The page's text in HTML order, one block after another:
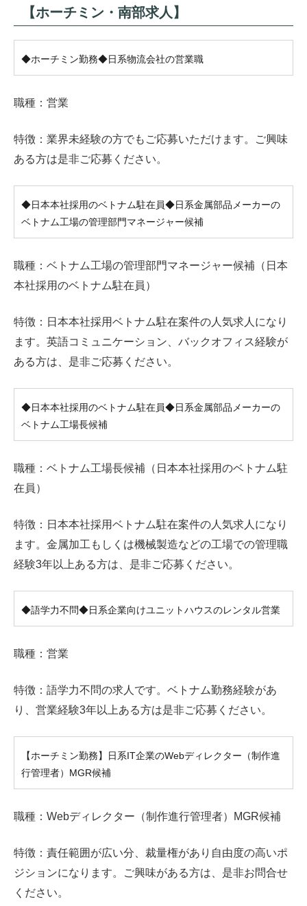
【ホーチミン・南部求人】
◆ホーチミン勤務◆日系物流会社の営業職
職種：営業
特徴：業界未経験の方でもご応募いただけます。ご興味
ある方は是非ご応募ください。
◆日本本社採用のベトナム駐在員◆日系金属部品メーカーの
ベトナム工場の管理部門マネージャー候補
職種：ベトナム工場の管理部門マネージャー候補（日本
本社採用のベトナム駐在員）
特徴：日本本社採用ベトナム駐在案件の人気求人になり
ます。英語コミュニケーション、バックオフィス経験が
ある方は、是非ご応募ください。
◆日本本社採用のベトナム駐在員◆日系金属部品メーカーの
ベトナム工場長候補
職種：ベトナム工場長候補（日本本社採用のベトナム駐
在員）
特徴：日本本社採用ベトナム駐在案件の人気求人になり
ます。金属加工もしくは機械製造などの工場での管理職
経験3年以上ある方は、是非ご応募ください。
◆語学力不問◆日系企業向けユニットハウスのレンタル営業
職種：営業
特徴：語学力不問の求人です。ベトナム勤務経験があ
り、営業経験3年以上ある方は是非ご応募ください。
【ホーチミン勤務】日系IT企業のWebディレクター（制作進
行管理者）MGR候補
職種：Webディレクター（制作進行管理者）MGR候補
特徴：責任範囲が広い分、裁量権があり自由度の高いポ
ジションになります。ご興味がある方は、是非お問合せ
ください。